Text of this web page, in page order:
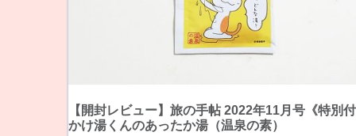
【開封レビュー】旅の手帖 2022年11月号《特別
かけ湯くんのあったか湯（温泉の素）